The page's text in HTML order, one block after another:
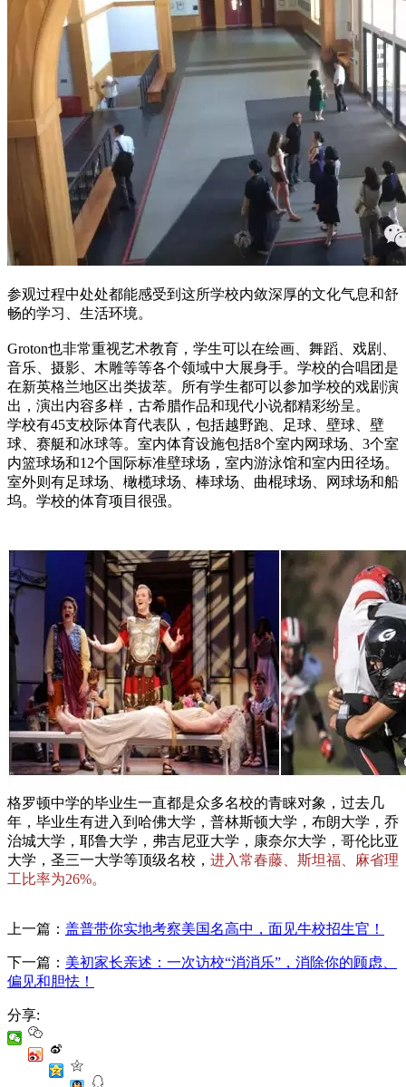
参观过程中处处都能感受到这所学校内敛深厚的文化气息和舒
畅的学习、生活环境。
Groton也非常重视艺术教育，学生可以在绘画、舞蹈、戏剧、
音乐、摄影、木雕等等各个领域中大展身手。学校的合唱团是
在新英格兰地区出类拔萃。所有学生都可以参加学校的戏剧演
出，演出内容多样，古希腊作品和现代小说都精彩纷呈。
学校有45支校际体育代表队，包括越野跑、足球、壁球、壁
球、赛艇和冰球等。室内体育设施包括8个室内网球场、3个室
内篮球场和12个国际标准壁球场，室内游泳馆和室内田径场。
室外则有足球场、橄榄球场、棒球场、曲棍球场、网球场和船
坞。学校的体育项目很强。
格罗顿中学的毕业生一直都是众多名校的青睐对象，过去几
年，毕业生有进入到哈佛大学，普林斯顿大学，布朗大学，乔
治城大学，耶鲁大学，弗吉尼亚大学，康奈尔大学，哥伦比亚
大学，圣三一大学等顶级名校， 进入常春藤、斯坦福、麻省理
工比率为26%。
上一篇： 盖普带你实地考察美国名高中，面见牛校招生官！
下一篇： 美初家长亲述：一次访校“消消乐”，消除你的顾虑、
偏见和胆怯！
分享: